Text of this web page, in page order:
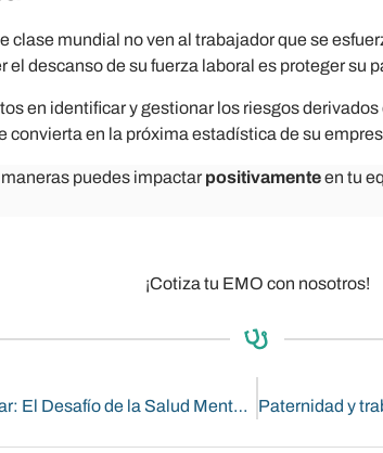
clase mundial no ven al trabajador que se
el descanso de su fuerza laboral es proteger su
en identificar y gestionar los riesgos
convierta en la próxima estadística de su
puedes impactar positivamenteen tu
¡Cotiza tu EMO con nosotros!
Maternidad y Bienestar: El Desafío de la Salud Mental en la Madre Trabajadora